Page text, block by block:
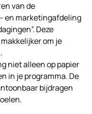
van de
en marketingafdeling
Deze
om je
niet alleen op papier
in je programma. De
bijdragen